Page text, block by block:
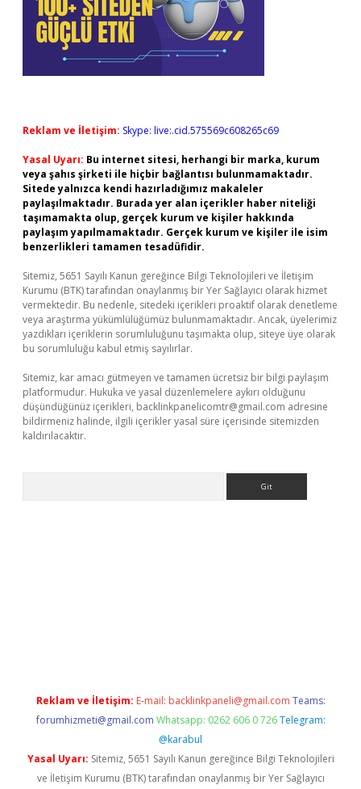
Reklam ve İletişim: Skype: live:.cid.575569c608265c69
Yasal Uyarı: Bu internet sitesi, herhangi bir marka, kurum
veya şahıs şirketi ile hiçbir bağlantısı bulunmamaktadır.
Sitede yalnızca kendi hazırladığımız makaleler
paylaşılmaktadır. Burada yer alan içerikler haber niteliği
taşımamakta olup, gerçek kurum ve kişiler hakkında
paylaşım yapılmamaktadır. Gerçek kurum ve kişiler ile isim
benzerlikleri tamamen tesadüfidir.
Sitemiz, 5651 Sayılı Kanun gereğince Bilgi Teknolojileri ve İletişim
Kurumu (BTK) tarafından onaylanmış bir Yer Sağlayıcı olarak hizmet
vermektedir. Bu nedenle, sitedeki içerikleri proaktif olarak denetleme
veya araştırma yükümlülüğümüz bulunmamaktadır. Ancak, üyelerimiz
yazdıkları içeriklerin sorumluluğunu taşımakta olup, siteye üye olarak
bu sorumluluğu kabul etmiş sayılırlar.
Sitemiz, kar amacı gütmeyen ve tamamen ücretsiz bir bilgi paylaşım
platformudur. Hukuka ve yasal düzenlemelere aykırı olduğunu
düşündüğünüz içerikleri, backlinkpanelicomtr@gmail.com adresine
bildirmeniz halinde, ilgili içerikler yasal süre içerisinde sitemizden
kaldırılacaktır.
Reklam ve İletişim: E-mail: backlinkpaneli@gmail.com Teams:
forumhizmeti@gmail.com Whatsapp: 0262 606 0 726 Telegram:
@karabul
Yasal Uyarı: Sitemiz, 5651 Sayılı Kanun gereğince Bilgi Teknolojileri
ve İletişim Kurumu (BTK) tarafından onaylanmış bir Yer Sağlayıcı